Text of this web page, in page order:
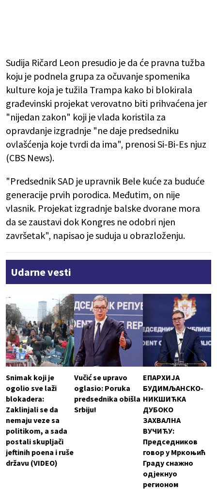
Sudija Ričard Leon presudio je da će pravna tužba
koju je podnela grupa za očuvanje spomenika
kulture koja je tužila Trampa kako bi blokirala
građevinski projekat verovatno biti prihvaćena jer
"nijedan zakon" koji je vlada koristila za
opravdanje izgradnje "ne daje predsedniku
ovlašćenja koje tvrdi da ima", prenosi Si-Bi-Es njuz
(CBS News).
"Predsednik SAD je upravnik Bele kuće za buduće
generacije prvih porodica. Međutim, on nije
vlasnik. Projekat izgradnje balske dvorane mora
da se zaustavi dok Kongres ne odobri njen
završetak", napisao je suduja u obrazloženju.
Udarne vesti
Snimak koji je
ogolio sve laži
blokadera:
Zaklinjali se da
nemaju veze sa
politikom, a sada
postali skupljači
jeftinih poena i ruše
državu (VIDEO)
Vučić se upravo
oglasio: Poruka
predsednika obišla
Srbiju!
ЕПАРХИЈА
БУДИМЉАНСКО-
НИКШИЋКА
ДУБОКО
ЗАХВАЛНА
ВУЧИЋУ:
Председников
говор у Мркоњић
Граду снажно
одјекнуо
регионом